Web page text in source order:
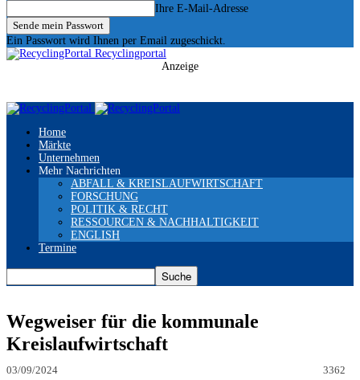
Ihre E-Mail-Adresse
Ein Passwort wird Ihnen per Email zugeschickt.
Recyclingportal
Anzeige
Home
Märkte
Unternehmen
Mehr Nachrichten
ABFALL & KREISLAUFWIRTSCHAFT
FORSCHUNG
POLITIK & RECHT
RESSOURCEN & NACHHALTIGKEIT
ENGLISH
Termine
Wegweiser für die kommunale
Kreislaufwirtschaft
03/09/2024 3362